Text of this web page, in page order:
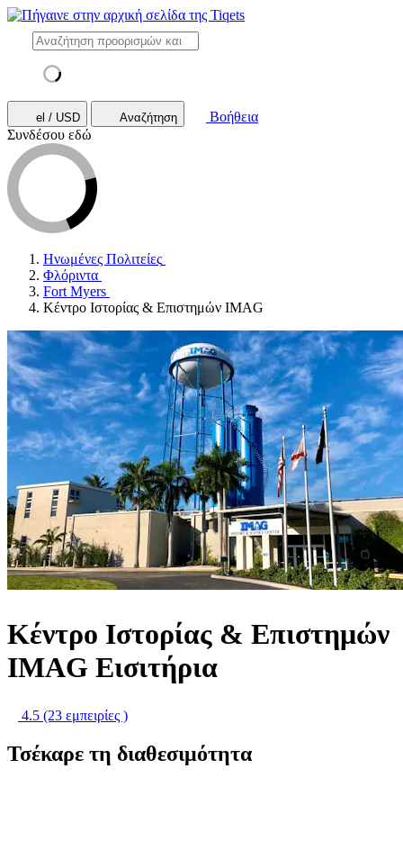
el / USD Αναζήτηση
Βοήθεια
Συνδέσου εδώ
Ηνωμένες Πολιτείες
Φλόριντα
Fort Myers
Κέντρο Ιστορίας & Επιστημών IMAG
Κέντρο Ιστορίας & Επιστημών
IMAG Εισιτήρια
4.5 (23 εμπειρίες )
Τσέκαρε τη διαθεσιμότητα